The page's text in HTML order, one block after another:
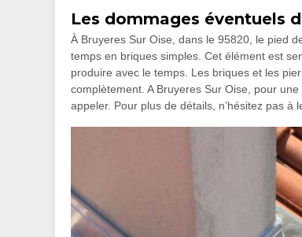
Les dommages éventuels
À Bruyeres Sur Oise, dans le 95820, le pied
temps en briques simples. Cet élément est
produire avec le temps. Les briques et les
complètement. A Bruyeres Sur Oise, pour
appeler. Pour plus de détails, n’hésitez pas à